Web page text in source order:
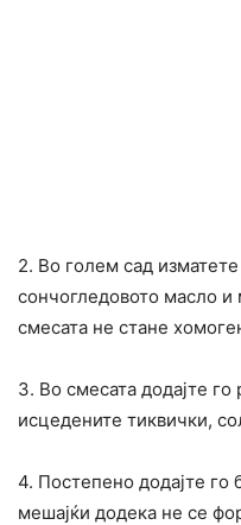
2. Во голем сад изматете
сончогледовото масло
смесата не стане
3. Во смесата додајте
исцедените тиквички,
4. Постепено додајте го
мешајќи додека не се